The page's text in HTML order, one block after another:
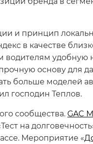
и принцип
в качестве
водителям
основу для
больше моделей
господин Теплов.
сообщества.GAC
на
Мероприятие «